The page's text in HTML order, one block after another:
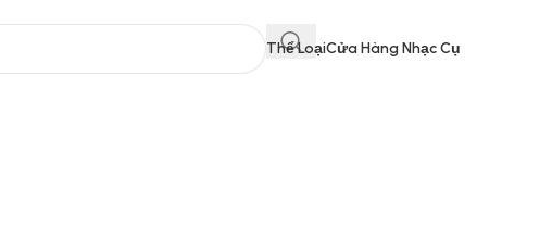
Thể LoạiCửa Hàng Nhạc Cụ